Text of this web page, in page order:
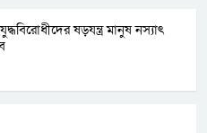
ষড়যন্ত্র মানুষ নস্যাৎ